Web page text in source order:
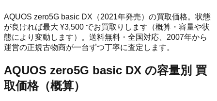
AQUOS zero5G basic DX （2021年発売） の買取価格。 状態
が良ければ最大 ¥3,500 でお買取りします（概算・容量や状
態により変動します）。 送料無料・全国対応、 2007年から
運営の正規古物商が一台ずつ丁寧に査定します。
AQUOS zero5G basic DX の容量別 買
取価格（概算）